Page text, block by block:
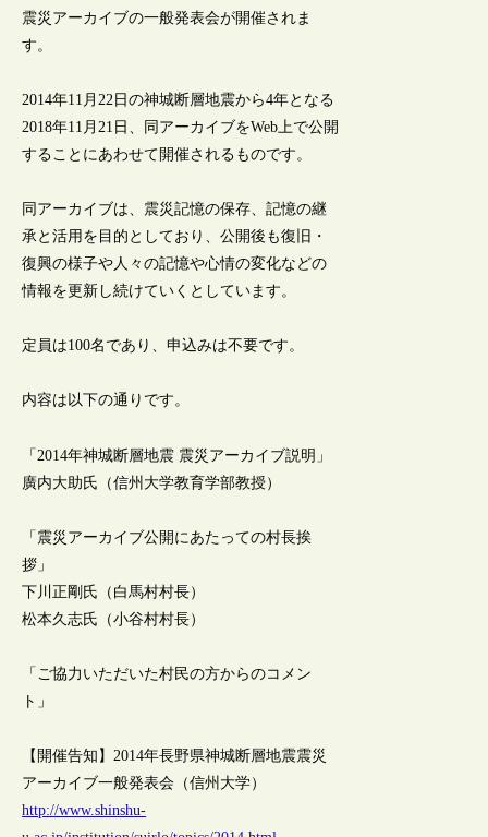
震災アーカイブの一般発表会が開催されま
す。
2014年11月22日の神城断層地震から4年となる
2018年11月21日、同アーカイブをWeb上で公開
することにあわせて開催されるものです。
同アーカイブは、震災記憶の保存、記憶の継
承と活用を目的としており、公開後も復旧・
復興の様子や人々の記憶や心情の変化などの
情報を更新し続けていくとしています。
定員は100名であり、申込みは不要です。
内容は以下の通りです。
「2014年神城断層地震 震災アーカイブ説明」
廣内大助氏（信州大学教育学部教授）
「震災アーカイブ公開にあたっての村長挨
拶」
下川正剛氏（白馬村村長）
松本久志氏（小谷村村長）
「ご協力いただいた村民の方からのコメン
ト」
【開催告知】2014年長野県神城断層地震震災
アーカイブ一般発表会（信州大学）
http://www.shinshu-